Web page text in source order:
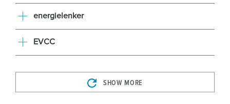
energielenker
EVCC
SHOW MORE